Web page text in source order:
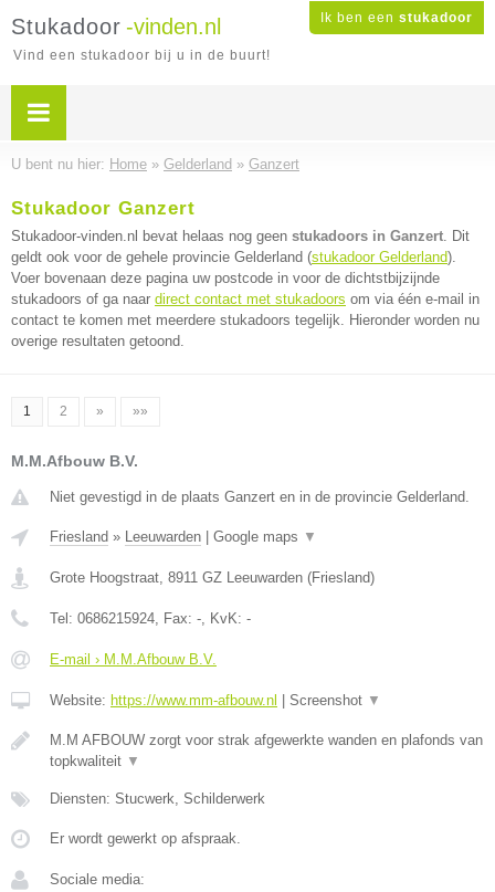
Ik ben een stukadoor
Stukadoor -vinden.nl
Vind een stukadoor bij u in de buurt!
U bent nu hier: Home » Gelderland » Ganzert
Stukadoor Ganzert
Stukadoor-vinden.nl bevat helaas nog geen stukadoors in Ganzert. Dit
geldt ook voor de gehele provincie Gelderland (stukadoor Gelderland).
Voer bovenaan deze pagina uw postcode in voor de dichtstbijzijnde
stukadoors of ga naar direct contact met stukadoors om via één e-mail in
contact te komen met meerdere stukadoors tegelijk. Hieronder worden nu
overige resultaten getoond.
1 2 » »»
M.M.Afbouw B.V.
Niet gevestigd in de plaats Ganzert en in de provincie Gelderland.
Friesland » Leeuwarden Google maps ▼
Grote Hoogstraat, 8911 GZ Leeuwarden (Friesland)
Tel: 0686215924, Fax: -, KvK: -
E-mail › M.M.Afbouw B.V.
Website: https://www.mm-afbouw.nl Screenshot ▼
M.M AFBOUW zorgt voor strak afgewerkte wanden en plafonds van
topkwaliteit ▼
Diensten: Stucwerk, Schilderwerk
Er wordt gewerkt op afspraak.
Sociale media: